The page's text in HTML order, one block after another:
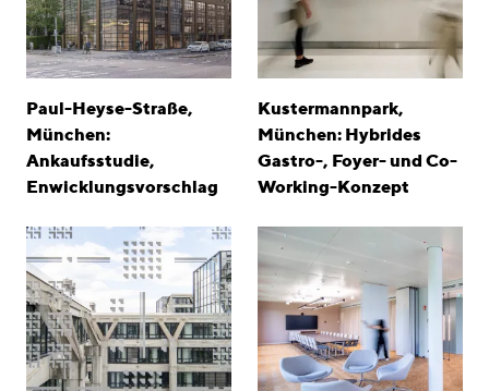
Paul-Heyse-Straße,
München:
Ankaufsstudie,
Enwicklungsvorschlag
Kustermannpark,
München: Hybrides
Gastro-, Foyer- und Co-
Working-Konzept